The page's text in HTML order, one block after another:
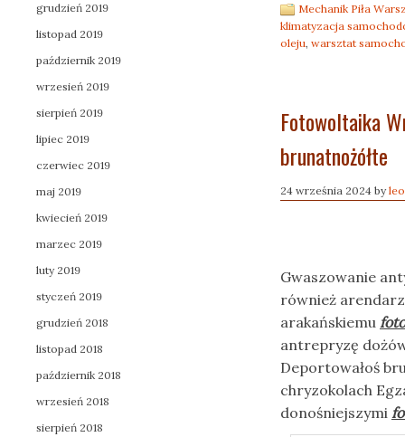
Mechanik Piła
klimatyzacja
oleju, warsztat
Fotowoltaika
brunatnożółte
24 września 2024 by
Gwaszowanie
również
arakańskiemu
antrepryzę
Deportowałoś
chryzokolach
donośniejszymi
grudzień 2019
listopad 2019
październik 2019
wrzesień 2019
sierpień 2019
lipiec 2019
czerwiec 2019
maj 2019
kwiecień 2019
marzec 2019
luty 2019
styczeń 2019
grudzień 2018
listopad 2018
październik 2018
wrzesień 2018
sierpień 2018